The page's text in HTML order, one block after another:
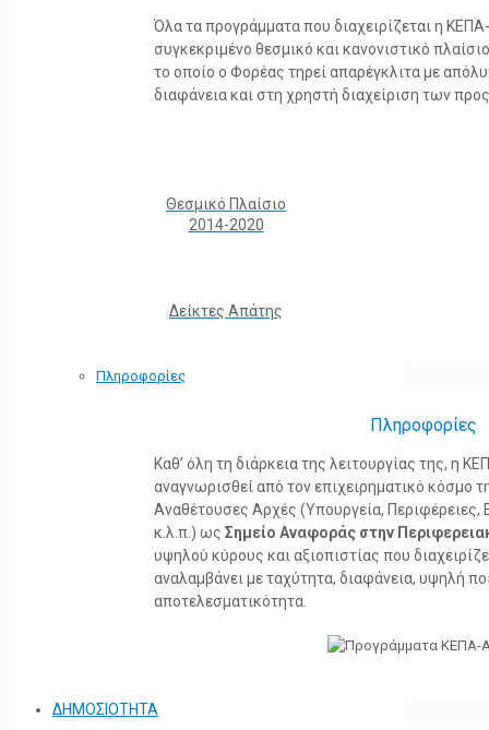
Όλα τα προγράμματα που διαχειρίζεται η
συγκεκριμένο θεσμικό και κανονιστικό
το οποίο ο Φορέας τηρεί απαρέγκλιτα με
διαφάνεια και στη χρηστή διαχείριση των
Θεσμικό Πλαίσιο
2014-2020
Δείκτες Απάτης
Πληροφορίες
Πληροφορίες
Καθ’ όλη τη διάρκεια της λειτουργίας της, η
αναγνωρισθεί από τον επιχειρηματικό κόσμο
Αναθέτουσες Αρχές (Υπουργεία, Περιφέρειες,
κ.λ.π.) ως Σημείο Αναφοράς στην
υψηλού κύρους και αξιοπιστίας που
αναλαμβάνει με ταχύτητα, διαφάνεια, υψηλή
αποτελεσματικότητα.
ΔΗΜΟΣΙΟΤΗΤΑ